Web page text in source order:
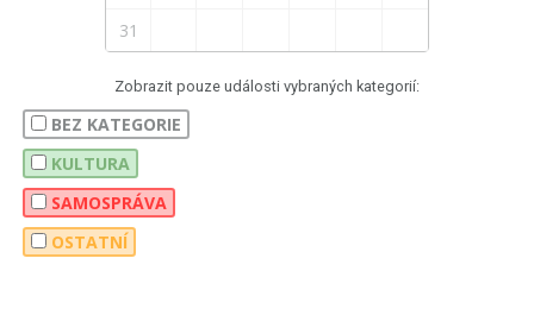
31
Zobrazit pouze události vybraných kategorií:
BEZ KATEGORIE
KULTURA
SAMOSPRÁVA
OSTATNÍ